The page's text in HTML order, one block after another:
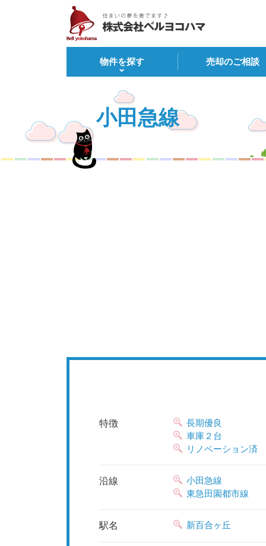
物件を探す 売却のご相談
小田急線
特徴
長期優良
車庫２台
リノベーション済
沿線
小田急線
東急田園都市線
駅名 新百合ヶ丘